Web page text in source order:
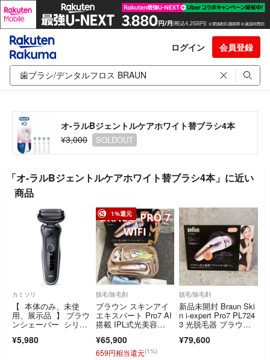
ログイン 会員登録
オ-ラルBジェントルケアホワイト替ブラシ4本
¥3,000
SOLDOUT
「オ-ラルBジェントルケアホワイト替ブラシ4本」に近い
商品
カミソリ
【 本体のみ、未使
用、展示品 】 ブラウ
ンシェーバー シリー
¥5,980
1%還元
脱毛/除毛剤
ブラウン スキンアイ
エキスパート Pro7 AI
搭載 IPL式光美容
ト Pro 7 i-expert 脱毛
器
¥65,900
659円相当還元(1%)
脱毛/除毛剤
新品未開封 Braun Ski
n i-expert Pro7 PL724
3 光脱毛器 ブラウ
パート
¥79,600